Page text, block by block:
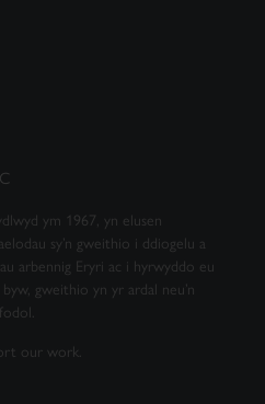
ym 1967, yn elusen
sy’n gweithio i ddiogelu a
arbennig Eryri ac i hyrwyddo eu
gweithio yn yr ardal neu’n
our work.